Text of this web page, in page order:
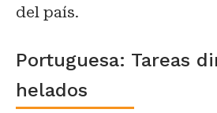
del país.
Portuguesa: Tareas
helados